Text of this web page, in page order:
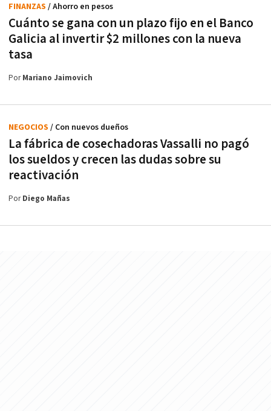
Cuánto se gana con un plazo fijo en el Banco
Galicia al invertir $2 millones con la nueva
tasa
FINANZAS / Ahorro en pesos
PorMariano Jaimovich
La fábrica de cosechadoras Vassalli no pagó
los sueldos y crecen las dudas sobre su
reactivación
NEGOCIOS / Con nuevos dueños
PorDiego Mañas